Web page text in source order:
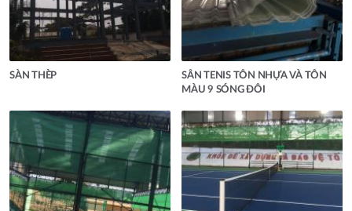
SÀN THÈP
SÂN TENIS TÔN NHỰA VÀ TÔN
MÀU 9 SÓNG ĐÔI